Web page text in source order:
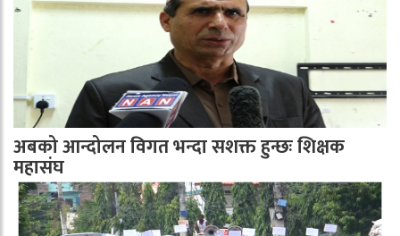
अबको आन्दोलन विगत भन्दा सशक्त हुन्छः शिक्षक
महासंघ